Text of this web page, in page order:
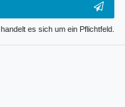
es sich um ein Pflichtfeld.